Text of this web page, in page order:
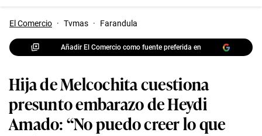
El Comercio · Tvmas · Farandula
Añadir El Comercio como fuente preferida en
Hija de Melcochita cuestiona
presunto embarazo de Heydi
Amado: “No puedo creer lo que